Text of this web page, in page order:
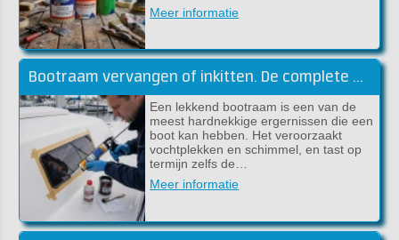
Meer informatie
Bootraam vervangen of inkitten. De complete handleiding (Sika)
Een lekkend bootraam is een van de
meest hardnekkige ergernissen die een
boot kan hebben. Het veroorzaakt
vochtplekken en schimmel, en tast op
termijn zelfs de…
Meer informatie